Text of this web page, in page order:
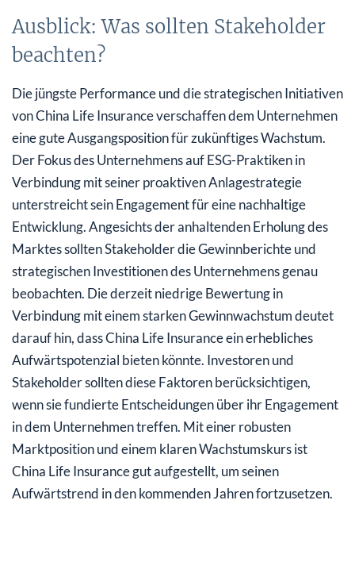
Ausblick: Was sollten Stakeholder
beachten?
Die jüngste Performance und die strategischen Initiativen
von China Life Insurance verschaffen dem Unternehmen
eine gute Ausgangsposition für zukünftiges Wachstum.
Der Fokus des Unternehmens auf ESG-Praktiken in
Verbindung mit seiner proaktiven Anlagestrategie
unterstreicht sein Engagement für eine nachhaltige
Entwicklung. Angesichts der anhaltenden Erholung des
Marktes sollten Stakeholder die Gewinnberichte und
strategischen Investitionen des Unternehmens genau
beobachten. Die derzeit niedrige Bewertung in
Verbindung mit einem starken Gewinnwachstum deutet
darauf hin, dass China Life Insurance ein erhebliches
Aufwärtspotenzial bieten könnte. Investoren und
Stakeholder sollten diese Faktoren berücksichtigen,
wenn sie fundierte Entscheidungen über ihr Engagement
in dem Unternehmen treffen. Mit einer robusten
Marktposition und einem klaren Wachstumskurs ist
China Life Insurance gut aufgestellt, um seinen
Aufwärtstrend in den kommenden Jahren fortzusetzen.